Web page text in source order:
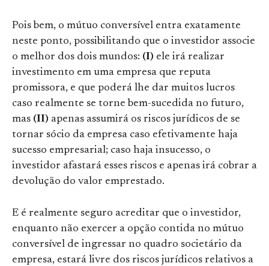
Pois bem, o mútuo conversível entra exatamente
neste ponto, possibilitando que o investidor associe
o melhor dos dois mundos: (I) ele irá realizar
investimento em uma empresa que reputa
promissora, e que poderá lhe dar muitos lucros
caso realmente se torne bem-sucedida no futuro,
mas (II) apenas assumirá os riscos jurídicos de se
tornar sócio da empresa caso efetivamente haja
sucesso empresarial; caso haja insucesso, o
investidor afastará esses riscos e apenas irá cobrar a
devolução do valor emprestado.
E é realmente seguro acreditar que o investidor,
enquanto não exercer a opção contida no mútuo
conversível de ingressar no quadro societário da
empresa, estará livre dos riscos jurídicos relativos a